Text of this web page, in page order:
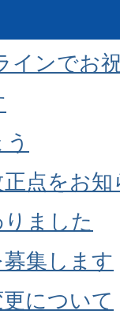
インでお
点をお
ました
集します
について